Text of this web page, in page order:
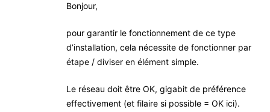
Bonjour,
pour garantir le fonctionnement de ce type
d’installation, cela nécessite de fonctionner par
étape / diviser en élément simple.
Le réseau doit être OK, gigabit de préférence
effectivement (et filaire si possible = OK ici).